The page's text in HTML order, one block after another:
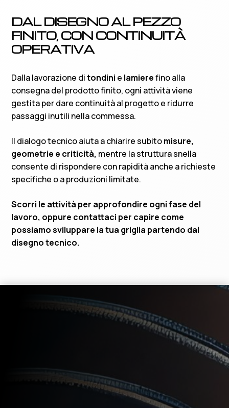
FRANCO MAGAZZINO
disposizione il ritiro infranco magazzino
così da offrire una gestione più diretta di
tempi, trasporto e disponibilità della merce.
DAL DISEGNO AL PEZZO
FINITO, CON CONTINUITÀ
OPERATIVA
Dalla lavorazione ditondini e lamierefino alla
consegna del prodotto finito, ogni attività viene
gestita per dare continuità al progetto e ridurre
passaggi inutili nella commessa.
Il dialogo tecnico aiuta a chiarire subitomisure,
geometrie e criticità, mentre la struttura snella
consente di rispondere con rapidità anche a richieste
specifiche o a produzioni limitate.
Scorri le attività per approfondire ogni fase del
lavoro, oppure contattaci per capire come
possiamo sviluppare la tua griglia partendo dal
disegno tecnico.